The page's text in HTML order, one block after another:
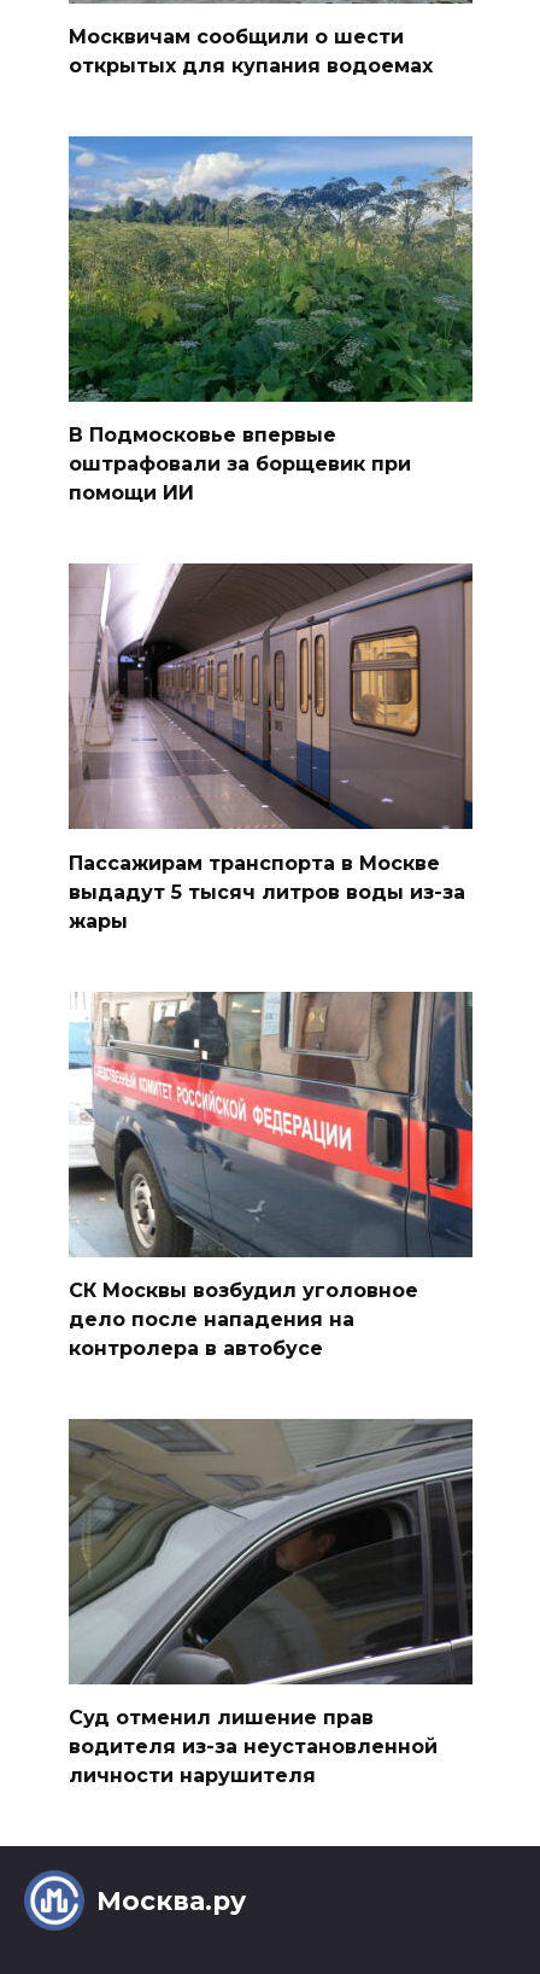
Москвичам сообщили о шести
открытых для купания водоемах
В Подмосковье впервые
оштрафовали за борщевик при
помощи ИИ
Пассажирам транспорта в Москве
выдадут 5 тысяч литров воды из-за
жары
СК Москвы возбудил уголовное
дело после нападения на
контролера в автобусе
Суд отменил лишение прав
водителя из-за неустановленной
личности нарушителя
Москва.ру